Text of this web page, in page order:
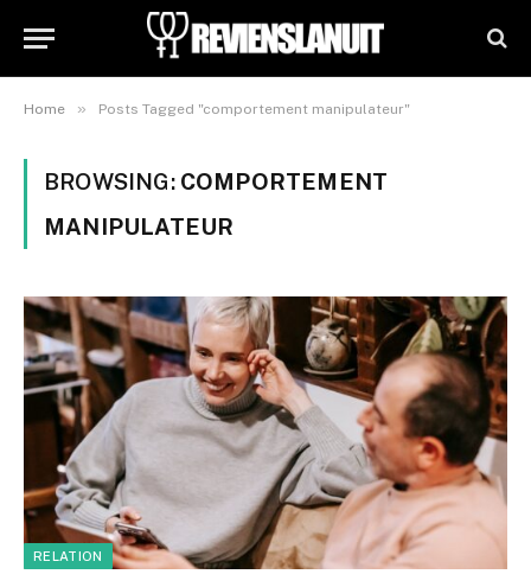
Home » Posts Tagged "comportement manipulateur"
BROWSING: COMPORTEMENT
MANIPULATEUR
RELATION